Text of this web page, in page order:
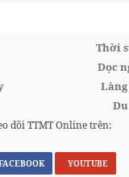
Thời
Dọc
dõi TTMT Online trên:
YOUTUBE